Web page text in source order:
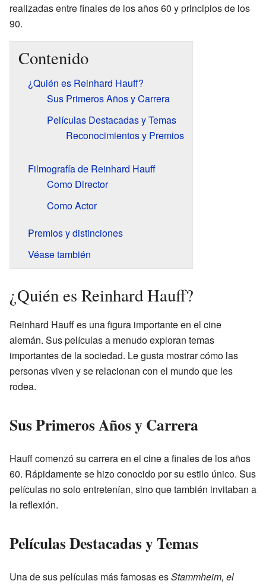
realizadas entre finales de los años 60 y principios de los
90.
Contenido
¿Quién es Reinhard Hauff?
Sus Primeros Años y Carrera
Películas Destacadas y Temas
Reconocimientos y Premios
Filmografía de Reinhard Hauff
Como Director
Como Actor
Premios y distinciones
Véase también
¿Quién es Reinhard Hauff?
Reinhard Hauff es una figura importante en el cine
alemán. Sus películas a menudo exploran temas
importantes de la sociedad. Le gusta mostrar cómo las
personas viven y se relacionan con el mundo que les
rodea.
Sus Primeros Años y Carrera
Hauff comenzó su carrera en el cine a finales de los años
60. Rápidamente se hizo conocido por su estilo único. Sus
películas no solo entretenían, sino que también invitaban a
la reflexión.
Películas Destacadas y Temas
Una de sus películas más famosas esStammheim, el